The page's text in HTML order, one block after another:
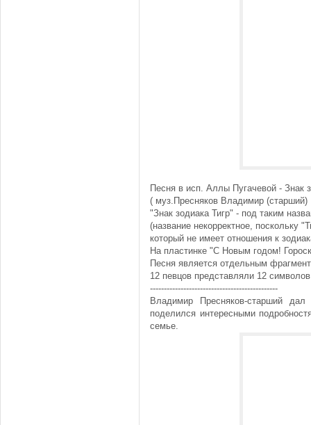
Песня в исп. Аллы Пугачевой - Знак
( муз.Пресняков Владимир
"Знак зодиака Тигр" - под таким
(название некорректное, поскольку
который не имеет отношения к
На пластинке "С Новым годом!
Песня является отдельным
12 певцов представляли 12
----------------------------------------------
Владимир Пресняков-старший
поделился интересными
семье.